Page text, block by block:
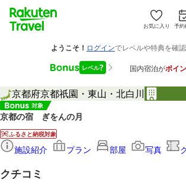
お気に入り 予
京都府京都祇園・東山・北白川
京都の宿 ぎをんの月
ふるさと納税対象
施設紹介 プラン 部屋 写真
クチコミ